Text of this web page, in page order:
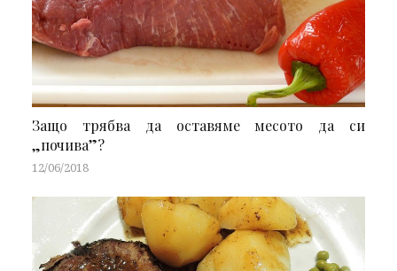
Защо трябва да оставяме месото да си
„почива”?
12/06/2018